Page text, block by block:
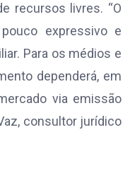
recursos livres. “O
expressivo e
Para os médios e
dependerá, em
via emissão
consultor jurídico